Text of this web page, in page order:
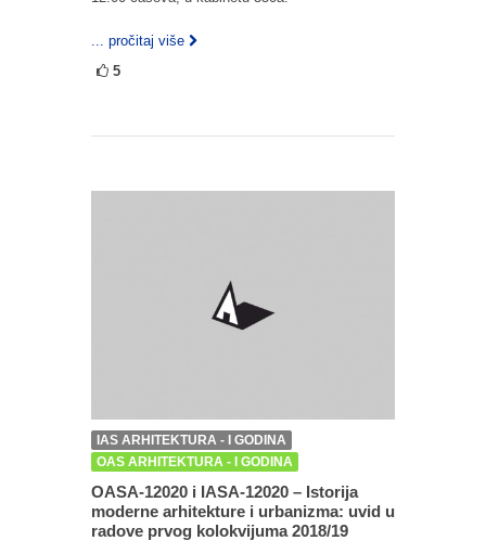
... pročitaj više
5
IAS ARHITEKTURA - I GODINA
OAS ARHITEKTURA - I GODINA
OASA-12020 i IASA-12020 – Istorija
moderne arhitekture i urbanizma: uvid u
radove prvog kolokvijuma 2018/19